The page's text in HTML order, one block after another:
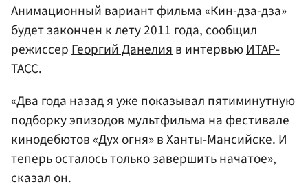
Анимационный вариант фильма «Кин-дза-дза»
будет закончен к лету 2011 года, сообщил
режиссерГеоргий Данелияв интервьюИТАР-
ТАСС.
«Два года назад я уже показывал пятиминутную
подборку эпизодов мультфильма на фестивале
кинодебютов «Дух огня» в Ханты-Мансийске. И
теперь осталось только завершить начатое»,
сказал он.